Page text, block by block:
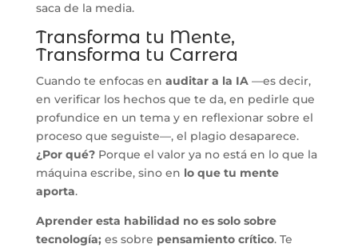
saca de la media.
Transforma tu Mente,
Transforma tu Carrera
Cuando te enfocas en auditar a la IA—es decir,
en verificar los hechos que te da, en pedirle que
profundice en un tema y en reflexionar sobre el
proceso que seguiste—, el plagio desaparece.
¿Por qué?Porque el valor ya no está en lo que la
máquina escribe, sino en lo que tu mente
aporta.
Aprender esta habilidad no es solo sobre
tecnología; es sobre pensamiento crítico. Te